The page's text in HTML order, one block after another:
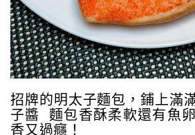
招牌的明太子麵包，鋪上滿
子醬 麵包香酥柔軟還有魚
香又過癮！